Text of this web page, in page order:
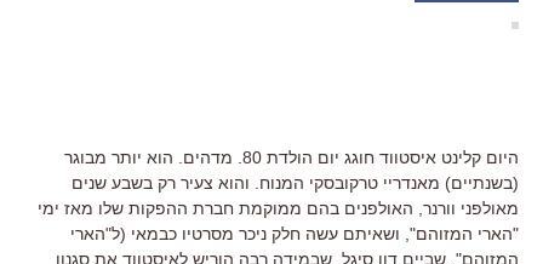
היום קלינט איסטווד חוגג יום הולדת 80. מדהים. הוא יותר מבוגר
(בשנתיים) מאנדריי טרקובסקי המנוח. והוא צעיר רק בשבע שנים
מאולפני וורנר, האולפנים בהם ממוקמת חברת ההפקות שלו מאז ימי
"הארי המזוהם", ושאיתם עשה חלק ניכר מסרטיו כבמאי (ל"הארי
המזוהם", שביים דון סיגל, שבמידה רבה הוריש לאיסטווד את סגנון